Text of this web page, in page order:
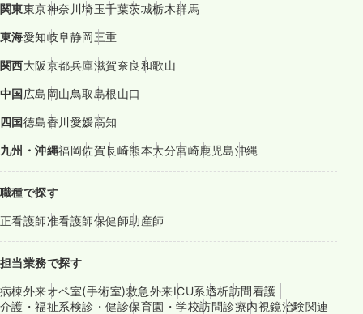
関東東京神奈川埼玉千葉茨城栃木群馬
東海愛知岐阜静岡三重
関西大阪京都兵庫滋賀奈良和歌山
中国広島岡山鳥取島根山口
四国徳島香川愛媛高知
九州・沖縄福岡佐賀長崎熊本大分宮崎鹿児島沖縄
職種で探す
正看護師准看護師保健師助産師
担当業務で探す
病棟外来オペ室(手術室)救急外来ICU系透析訪問看護
介護・福祉系検診・健診保育園・学校訪問診療内視鏡治験関連